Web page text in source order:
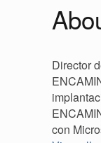
Director
con